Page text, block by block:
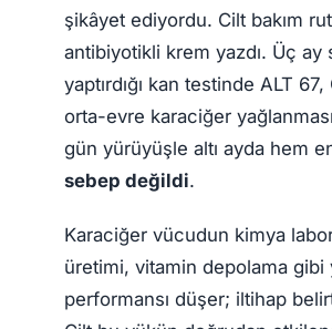
şikâyet ediyordu. Cilt bakım
antibiyotikli krem yazdı. Üç ay
yaptırdığı kan testinde ALT 67,
orta-evre karaciğer
gün yürüyüşle altı ayda hem
sebep değildi.
Karaciğer vücudun kimya
üretimi, vitamin depolama gibi
performansı düşer; iltihap